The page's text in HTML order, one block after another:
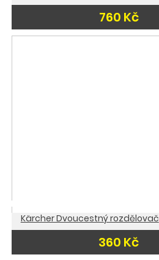
760 Kč
Kärcher Dvoucestný rozdělovač
360 Kč